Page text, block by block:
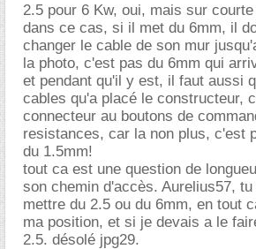
2.5 pour 6 Kw, oui, mais sur
dans ce cas, si il met du 6mm, il
changer le cable de son mur
la photo, c'est pas du 6mm qui
et pendant qu'il y est, il faut aussi
cables qu'a placé le constructeur,
connecteur au boutons de
resistances, car la non plus, c'est
du 1.5mm!
tout ca est une question de
son chemin d'accès. Aurelius57,
mettre du 2.5 ou du 6mm, en tout
ma position, et si je devais a le
2.5. désolé jpg29.